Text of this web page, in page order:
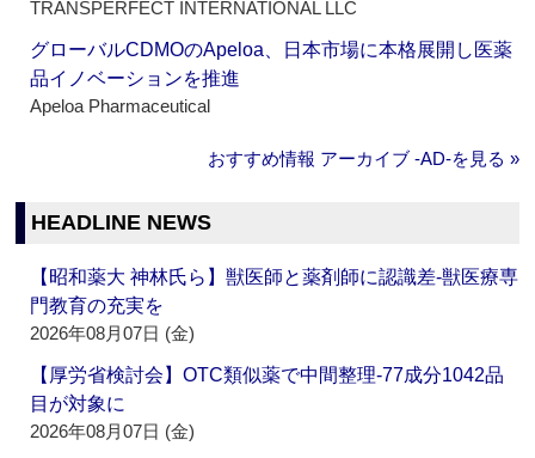
TRANSPERFECT INTERNATIONAL LLC
グローバルCDMOのApeloa、日本市場に本格展開し医薬
品イノベーションを推進
Apeloa Pharmaceutical
おすすめ情報 アーカイブ ‐AD‐を見る »
HEADLINE NEWS
【昭和薬大 神林氏ら】獣医師と薬剤師に認識差‐獣医療専
門教育の充実を
2026年08月07日 (金)
【厚労省検討会】OTC類似薬で中間整理‐77成分1042品
目が対象に
2026年08月07日 (金)